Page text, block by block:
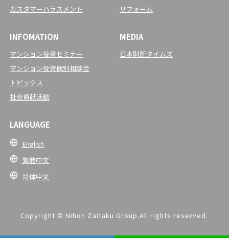
カスタマーハラスメント
リフォーム
INFOMATION
マンション投資セミナー
マンション投資個別相談会
トピックス
社会貢献活動
MEDIA
日本財託タイムズ
LANGUAGE
English
繁體中文
简体中文
Copyright © Nihon Zaitaku Group.All rights reserved.